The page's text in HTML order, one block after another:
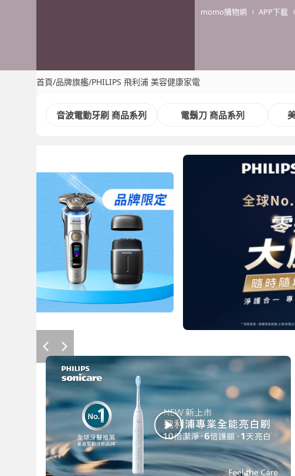
momo購物網 APP下載
首頁/品牌旗艦/PHILIPS 飛利浦 美容健康家電
音波電動牙刷 商品系列 電鬍刀 商品系列